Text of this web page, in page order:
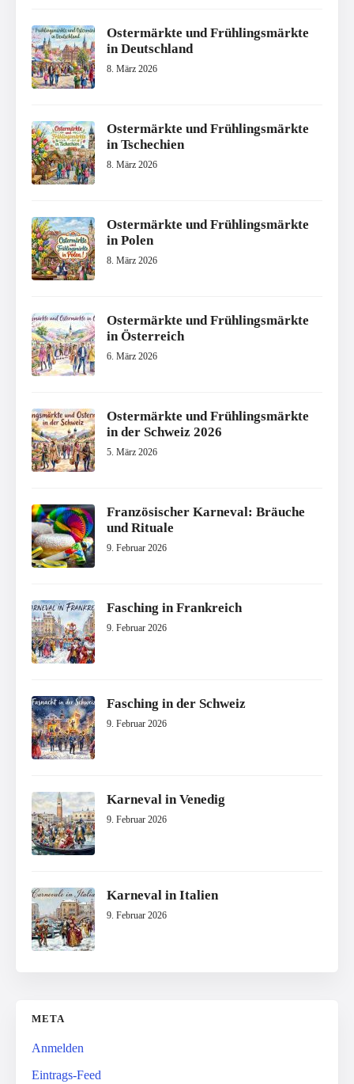
Ostermärkte und Frühlingsmärkte
in Deutschland
8. März 2026
Ostermärkte und Frühlingsmärkte
in Tschechien
8. März 2026
Ostermärkte und Frühlingsmärkte
in Polen
8. März 2026
Ostermärkte und Frühlingsmärkte
in Österreich
6. März 2026
Ostermärkte und Frühlingsmärkte
in der Schweiz 2026
5. März 2026
Französischer Karneval: Bräuche
und Rituale
9. Februar 2026
Fasching in Frankreich
9. Februar 2026
Fasching in der Schweiz
9. Februar 2026
Karneval in Venedig
9. Februar 2026
Karneval in Italien
9. Februar 2026
META
Anmelden
Eintrags-Feed